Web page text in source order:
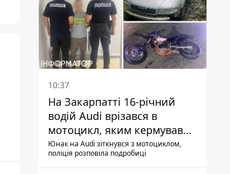
10:37
На Закарпатті 16-річний
водій Audi врізався в
мотоцикл, яким кермував
10-річний хлопчик
Юнак на Audi зіткнувся з мотоциклом,
поліція розповіла подробиці